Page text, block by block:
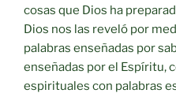
cosas que Dios ha
Dios nos las reveló por
palabras enseñadas por
enseñadas por el Espíritu,
espirituales con palabras